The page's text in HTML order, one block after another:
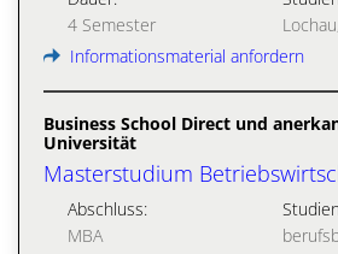
4 Semester
Informationsmaterial anfordern
Business School Direct und
Universität
Masterstudium
Abschluss:
MBA